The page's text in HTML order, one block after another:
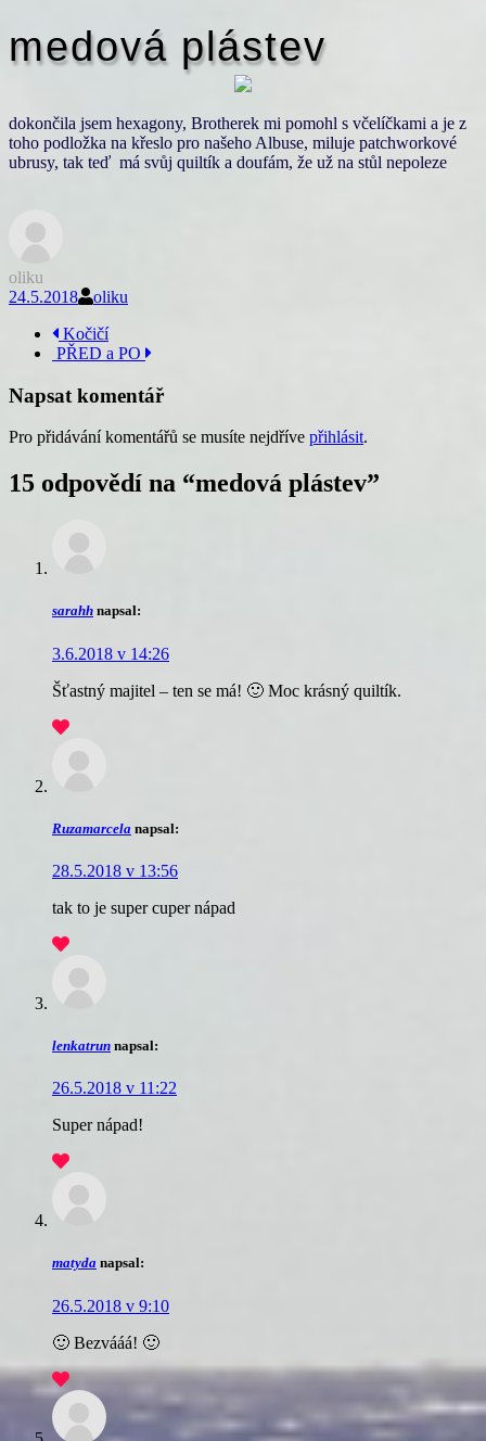
medová plástev
dokončila jsem hexagony, Brotherek mi pomohl s včelíčkami a je z
toho podložka na křeslo pro našeho Albuse, miluje patchworkové
ubrusy, tak teď má svůj quiltík a doufám, že už na stůl nepoleze
oliku
24.5.2018
oliku
Navigace
příspěvku
Kočičí
PŘED a PO
Napsat komentář
Pro přidávání komentářů se musíte nejdříve přihlásit.
15 odpovědí na “medová plástev”
sarahh napsal:
3.6.2018 v 14:26
Šťastný majitel – ten se má! 🙂 Moc krásný quiltík.
Ruzamarcela napsal:
28.5.2018 v 13:56
tak to je super cuper nápad
lenkatrun napsal:
26.5.2018 v 11:22
Super nápad!
matyda napsal:
26.5.2018 v 9:10
🙂 Bezvááá! 🙂